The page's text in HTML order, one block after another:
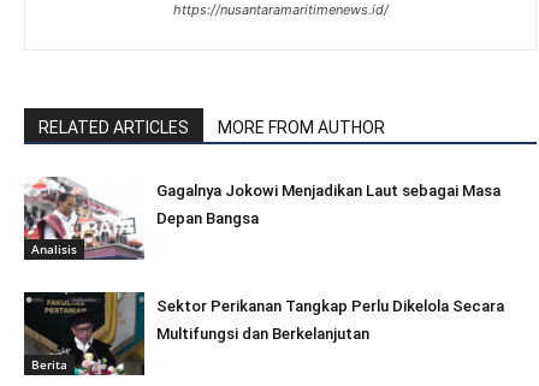
https://nusantaramaritimenews.id/
RELATED ARTICLES MORE FROM AUTHOR
Analisis
Gagalnya Jokowi Menjadikan Laut sebagai Masa
Depan Bangsa
Berita
Sektor Perikanan Tangkap Perlu Dikelola Secara
Multifungsi dan Berkelanjutan